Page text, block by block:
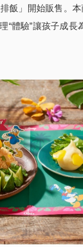
飯」開始販售。
“體驗”讓孩子成長